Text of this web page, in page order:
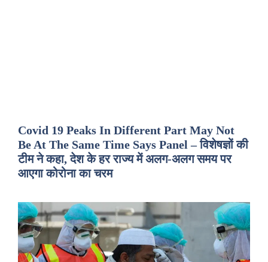
Covid 19 Peaks In Different Part May Not
Be At The Same Time Says Panel – विशेषज्ञों की
टीम ने कहा, देश के हर राज्य में अलग-अलग समय पर
आएगा कोरोना का चरम